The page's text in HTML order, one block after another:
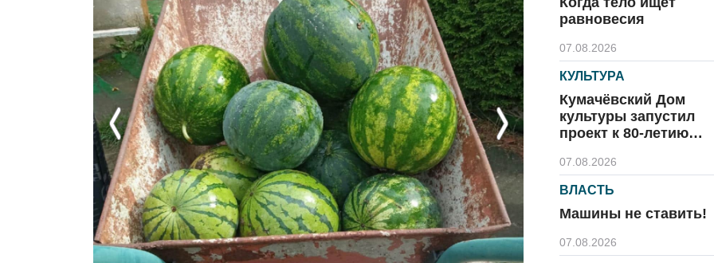
Previous Next
равновесия
07.08.2026
КУЛЬТУРА
Кумачёвский Дом
культуры запустил
проект к 80-летию
07.08.2026
ВЛАСТЬ
Машины не ставить!
07.08.2026